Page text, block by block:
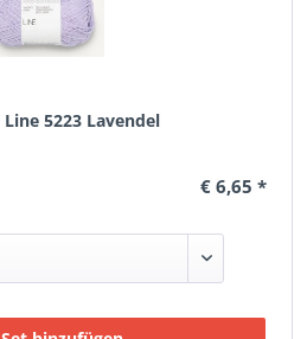
Line 5223 Lavendel
€ 6,65 *